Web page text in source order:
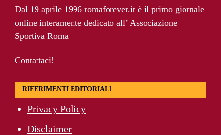
Calciomercato Roma, Angeliño e
Kumbulla ai saluti: D’Amico accelera
per il sostituto sulla sinistra
Dal 19 aprile 1996 romaforever.it è il primo giornale
online interamente dedicato all’ Associazione
Sportiva Roma
Contattaci!
RIFERIMENTI EDITORIALI
Privacy Policy
Disclaimer